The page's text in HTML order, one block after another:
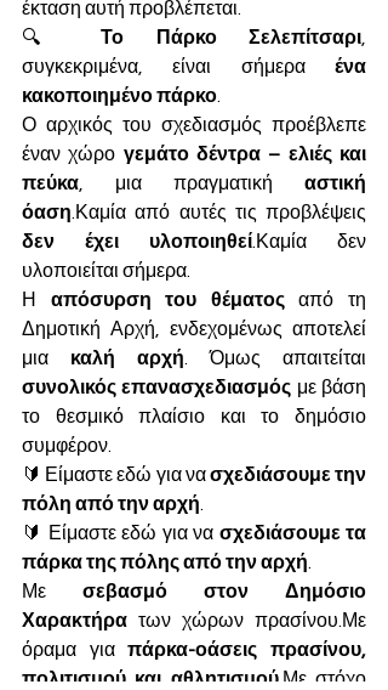
έκταση αυτή προβλέπεται.
🔍 Το Πάρκο Σελεπίτσαρι
συγκεκριμένα, είναι σήμερα ένα
κακοποιημένο πάρκο
Ο αρχικός του σχεδιασμός προέβλεπε
έναν χώρο γεμάτο δέντρα – ελιές και
πεύκα , μια πραγματική αστική
όαση
δεν έχει υλοποιηθεί .Καμία δεν
υλοποιείται σήμερα.
Η απόσυρση του θέματος από τη
Δημοτική Αρχή, ενδεχομένως αποτελεί
μια καλή αρχή
συνολικός επανασχεδιασμός με βάση
το θεσμικό πλαίσιο και το δημόσιο
συμφέρον.
🔰 Είμαστε εδώ για να σχεδιάσουμε την
πόλη από την αρχή
🔰 Είμαστε εδώ για να σχεδιάσουμε τα
πάρκα της πόλης από την αρχή
Με σεβασμό στον Δημόσιο
Χαρακτήρα των χώρων πρασίνου.Με
όραμα για πάρκα-οάσεις πρασίνου,
πολιτισμού και αθλητισμού